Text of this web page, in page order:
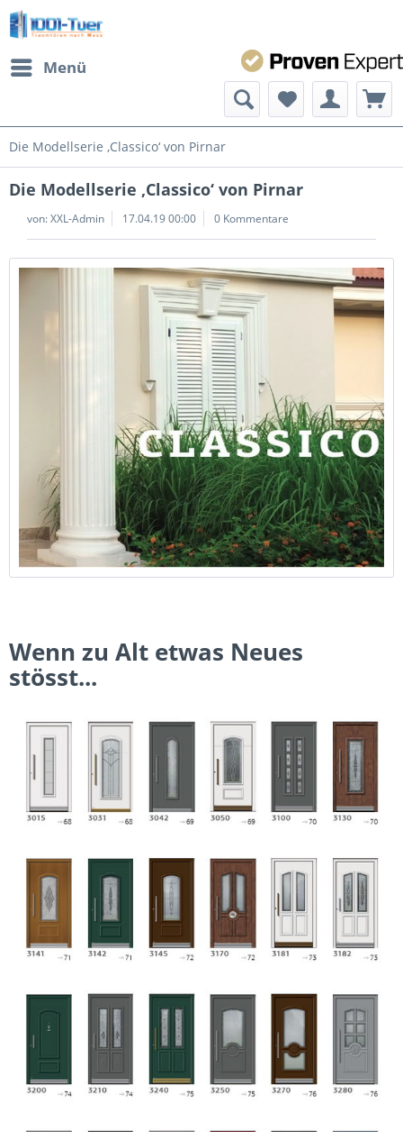
Menü
Die Modellserie ‚Classico‘ von Pirnar
Die Modellserie ‚Classico‘ von Pirnar
von:XXL-Admin 17.04.19 00:00 0 Kommentare
Wenn zu Alt etwas Neues
stösst...